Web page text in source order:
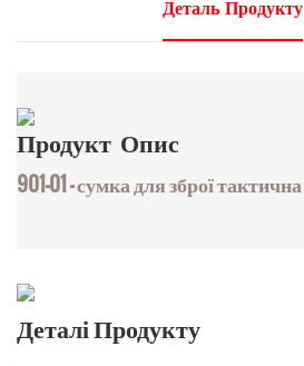
Деталь Продукту
Продукт Опис
901-01 - сумка для зброї тактична
Деталі Продукту